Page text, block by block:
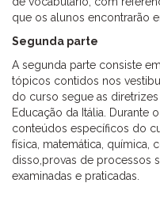
que os alunos encontrarão
Segunda parte
A segunda parte consiste
tópicos contidos nos
do curso segue as
Educação da Itália. Durante
conteúdos específicos do
física, matemática, química,
disso,provas de processos
examinadas e praticadas.